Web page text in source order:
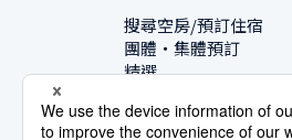
搜尋空房/預訂住宿
團體・集體預訂
精選